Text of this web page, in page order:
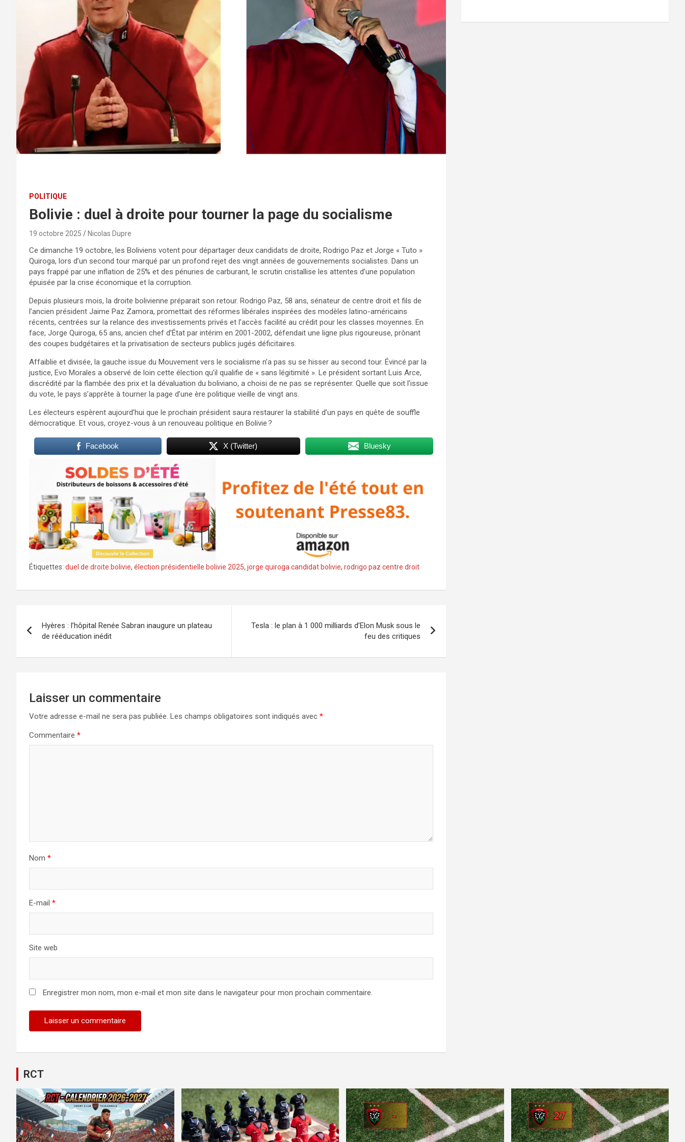
POLITIQUE
Bolivie : duel à droite pour tourner la page du socialisme
19 octobre 2025 Nicolas Dupre
Ce dimanche 19 octobre, les Boliviens votent pour départager deux candidats de droite, Rodrigo Paz et Jorge « Tuto »
Quiroga, lors d’un second tour marqué par un profond rejet des vingt années de gouvernements socialistes. Dans un
pays frappé par une inflation de 25% et des pénuries de carburant, le scrutin cristallise les attentes d’une population
épuisée par la crise économique et la corruption.
Depuis plusieurs mois, la droite bolivienne préparait son retour. Rodrigo Paz, 58 ans, sénateur de centre droit et fils de
l’ancien président Jaime Paz Zamora, promettait des réformes libérales inspirées des modèles latino-américains
récents, centrées sur la relance des investissements privés et l’accès facilité au crédit pour les classes moyennes. En
face, Jorge Quiroga, 65 ans, ancien chef d’État par intérim en 2001-2002, défendait une ligne plus rigoureuse, prônant
des coupes budgétaires et la privatisation de secteurs publics jugés déficitaires.
Affaiblie et divisée, la gauche issue du Mouvement vers le socialisme n’a pas su se hisser au second tour. Évincé par la
justice, Evo Morales a observé de loin cette élection qu’il qualifie de « sans légitimité ». Le président sortant Luis Arce,
discrédité par la flambée des prix et la dévaluation du boliviano, a choisi de ne pas se représenter. Quelle que soit l’issue
du vote, le pays s’apprête à tourner la page d’une ère politique vieille de vingt ans.
Les électeurs espèrent aujourd’hui que le prochain président saura restaurer la stabilité d’un pays en quête de souffle
démocratique. Et vous, croyez-vous à un renouveau politique en Bolivie ?
Facebook X (Twitter) Bluesky
Étiquettes: duel de droite bolivie, élection présidentielle bolivie 2025, jorge quiroga candidat bolivie, rodrigo paz centre droit
de
l’article
Hyères : l’hôpital Renée Sabran inaugure un plateau
de rééducation inédit
Tesla : le plan à 1 000 milliards d’Elon Musk sous le
feu des critiques
Laisser un commentaire
Votre adresse e-mail ne sera pas publiée. Les champs obligatoires sont indiqués avec *
Commentaire *
Nom *
E-mail *
Site web
Enregistrer mon nom, mon e-mail et mon site dans le navigateur pour mon prochain commentaire.
RCT